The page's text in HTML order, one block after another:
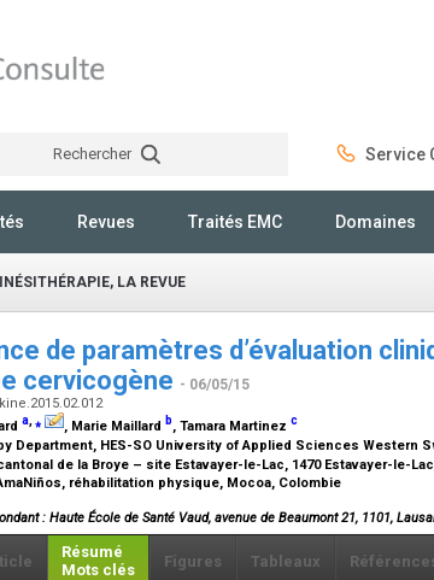
Rechercher Service
Revues Traités EMC Domaines
LA REVUE
de paramètres d’évaluation
cervicogène - 06/05/15
a,⁎ , Marie Maillard b, Tamara Martinez c
Department, HES-SO University of Applied Sciences Western
de la Broye – site Estavayer-le-Lac, 1470 Estavayer-le-
réhabilitation physique, Mocoa, Colombie
: Haute École de Santé Vaud, avenue de Beaumont 21, 1101,
Résumé
Mots clés
Figures Tableaux